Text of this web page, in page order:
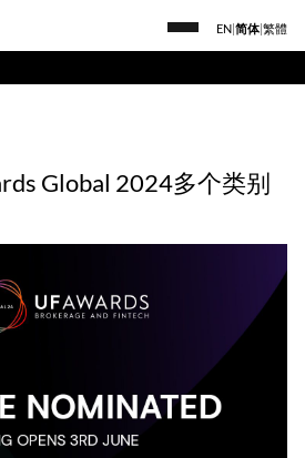
EN 简体 繁體
Global 2024多个类别